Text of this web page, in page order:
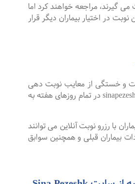
می گیرند، مراجعه خواهند کرد اما
در اختیار بیماران دیگر قرار
و خستگی از معایب نوبت دهی
سنتی بوده که پیشرفت علم و تکنولوژی و نوبت دهی اینترنتی این مشکل را برطرف کرده است. امکان رزرو نوبت آنلاین از sinapezeshk در تمام روزهای هفته به
با رزرو نوبت آنلاین می توانند
بیماران قبلی و همچنین سوابق